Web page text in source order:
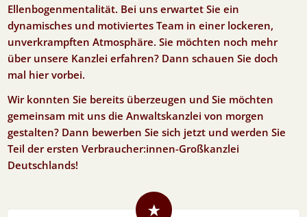
Ellenbogenmentalität. Bei uns erwartet Sie ein
dynamisches und motiviertes Team in einer lockeren,
unverkrampften Atmosphäre. Sie möchten noch mehr
über unsere Kanzlei erfahren? Dann schauen Sie doch
mal hier vorbei.
Wir konnten Sie bereits überzeugen und Sie möchten
gemeinsam mit uns die Anwaltskanzlei von morgen
gestalten? Dann bewerben Sie sich jetzt und werden Sie
Teil der ersten Verbraucher:innen-Großkanzlei
Deutschlands!